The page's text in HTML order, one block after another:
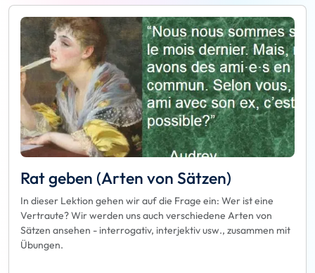
Rat geben (Arten von Sätzen)
In dieser Lektion gehen wir auf die Frage ein: Wer ist eine
Vertraute? Wir werden uns auch verschiedene Arten von
Sätzen ansehen - interrogativ, interjektiv usw., zusammen mit
Übungen.